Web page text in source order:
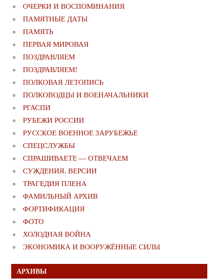
ОЧЕРКИ И ВОСПОМИНАНИЯ
ПАМЯТНЫЕ ДАТЫ
ПАМЯТЬ
ПЕРВАЯ МИРОВАЯ
ПОЗДРАВЛЯЕМ
ПОЗДРАВЛЯЕМ!
ПОЛКОВАЯ ЛЕТОПИСЬ
ПОЛКОВОДЦЫ И ВОЕНАЧАЛЬНИКИ
РГАСПИ
РУБЕЖИ РОССИИ
РУССКОЕ ВОЕННОЕ ЗАРУБЕЖЬЕ
СПЕЦСЛУЖБЫ
СПРАШИВАЕТЕ — ОТВЕЧАЕМ
СУЖДЕНИЯ. ВЕРСИИ
ТРАГЕДИЯ ПЛЕНА
ФАМИЛЬНЫЙ АРХИВ
ФОРТИФИКАЦИЯ
ФОТО
ХОЛОДНАЯ ВОЙНА
ЭКОНОМИКА И ВООРУЖЁННЫЕ СИЛЫ
АРХИВЫ